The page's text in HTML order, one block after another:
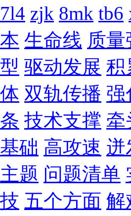
7l4 zjk 8mk tb6
本 生命线 质
型 驱动发展 积
体 双轨传播 强
条 技术支撑 牵
基础 高攻速 迸
主题 问题清单
技 五个方面 解